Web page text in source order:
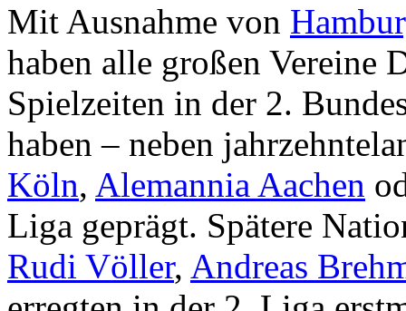
Mit Ausnahme von
haben alle großen Vereine
Spielzeiten in der 2.
haben – neben
Köln, Alemannia Aachen
Liga geprägt. Spätere
Rudi Völler, Andreas